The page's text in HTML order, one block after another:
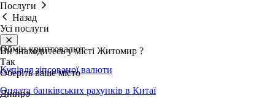
Послуги
Назад
Усі послуги
Обмін криптовалют
Купівля зіпсованої валюти
Оплата банківських рахунків в Китаї
Ви знаходитесь у місті Житомир ?
Так
Оберіть ваше місто
Дніпро